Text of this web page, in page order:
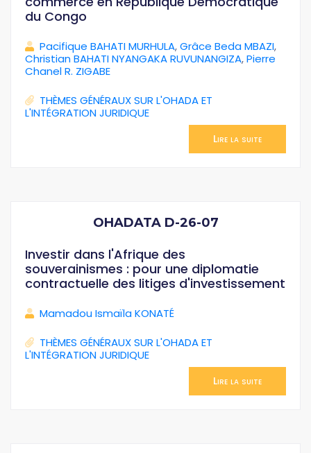
du Congo
Pacifique BAHATI MURHULA,Grâce Beda MBAZI,
Christian BAHATI NYANGAKA RUVUNANGIZA,Pierre
Chanel R. ZIGABE
THÈMES GÉNÉRAUX SUR L'OHADA ET
L'INTÉGRATION JURIDIQUE
Lire la suite
OHADATA D-26-07
Investir dans l'Afrique des
souverainismes : pour une diplomatie
contractuelle des litiges d'investissement
Mamadou Ismaïla KONATÉ
THÈMES GÉNÉRAUX SUR L'OHADA ET
L'INTÉGRATION JURIDIQUE
Lire la suite